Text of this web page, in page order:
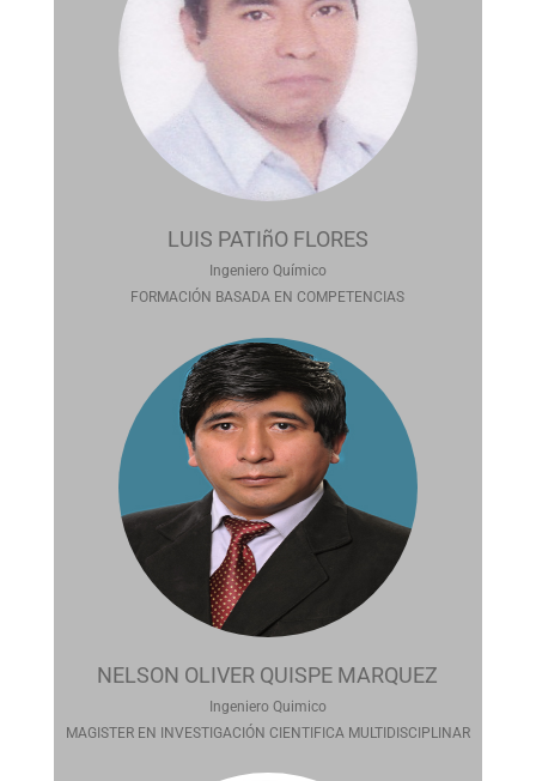
LUIS PATIñO FLORES
Ingeniero Químico
FORMACIÓN BASADA EN COMPETENCIAS
NELSON OLIVER QUISPE MARQUEZ
Ingeniero Quimico
MAGISTER EN INVESTIGACIÓN CIENTIFICA MULTIDISCIPLINAR